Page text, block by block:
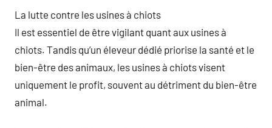
La lutte contre les usines à chiots
Il est essentiel de être vigilant quant aux usines à
chiots. Tandis qu’un éleveur dédié priorise la santé et le
bien-être des animaux, les usines à chiots visent
uniquement le profit, souvent au détriment du bien-être
animal.